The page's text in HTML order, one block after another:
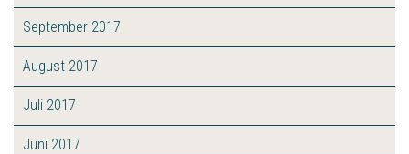
September 2017
August 2017
Juli 2017
Juni 2017